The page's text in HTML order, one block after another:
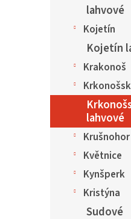
lahvové
Kojetín
Kojetín
Krakonoš
lahvové
Krušnohor
Květnice
Kynšperk
Kristýna
Sudové